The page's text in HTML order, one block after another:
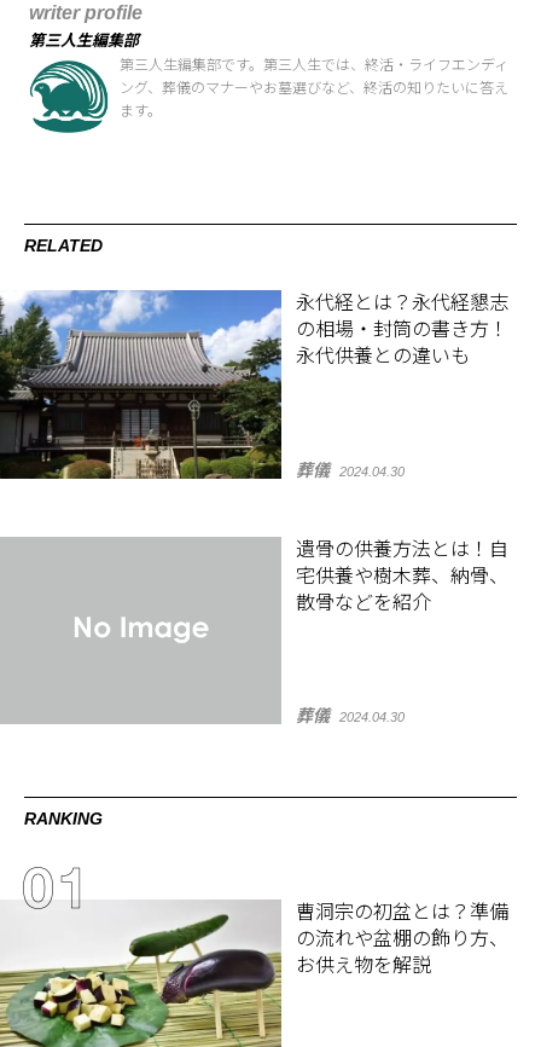
writer profile
第三人生編集部
第三人生編集部です。第三人生では、終活・ライフエンディ
ング、葬儀のマナーやお墓選びなど、終活の知りたいに答え
ます。
RELATED
永代経とは？永代経懇志
の相場・封筒の書き方！
永代供養との違いも
葬儀 2024.04.30
遺骨の供養方法とは！自
宅供養や樹木葬、納骨、
散骨などを紹介
葬儀 2024.04.30
RANKING
曹洞宗の初盆とは？準備
の流れや盆棚の飾り方、
お供え物を解説